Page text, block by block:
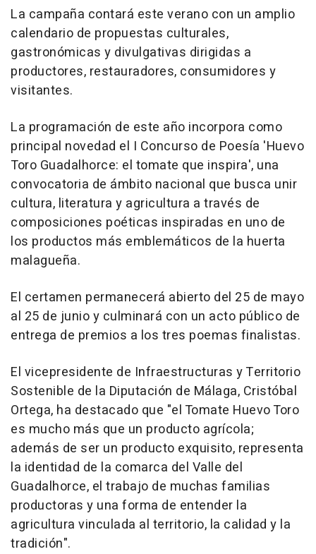
La campaña contará este verano con un amplio
calendario de propuestas culturales,
gastronómicas y divulgativas dirigidas a
productores, restauradores, consumidores y
visitantes.
La programación de este año incorpora como
principal novedad el I Concurso de Poesía 'Huevo
Toro Guadalhorce: el tomate que inspira', una
convocatoria de ámbito nacional que busca unir
cultura, literatura y agricultura a través de
composiciones poéticas inspiradas en uno de
los productos más emblemáticos de la huerta
malagueña.
El certamen permanecerá abierto del 25 de mayo
al 25 de junio y culminará con un acto público de
entrega de premios a los tres poemas finalistas.
El vicepresidente de Infraestructuras y Territorio
Sostenible de la Diputación de Málaga, Cristóbal
Ortega, ha destacado que "el Tomate Huevo Toro
es mucho más que un producto agrícola;
además de ser un producto exquisito, representa
la identidad de la comarca del Valle del
Guadalhorce, el trabajo de muchas familias
productoras y una forma de entender la
agricultura vinculada al territorio, la calidad y la
tradición".